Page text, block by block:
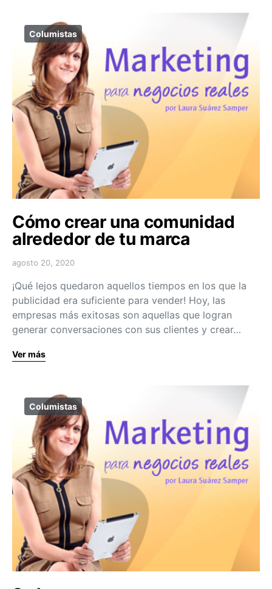
Columistas
Cómo crear una comunidad
alrededor de tu marca
agosto 20, 2020
¡Qué lejos quedaron aquellos tiempos en los que la
publicidad era suficiente para vender! Hoy, las
empresas más exitosas son aquellas que logran
generar conversaciones con sus clientes y crear…
Ver más
Columistas